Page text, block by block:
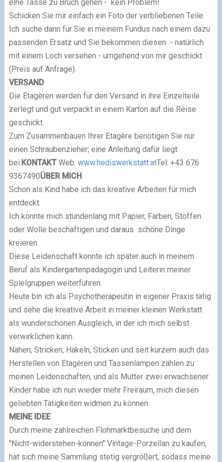
eine Tasse zu Bruch gehen - kein Problem!
Schicken Sie mir einfach ein Foto der verbliebenen Teile.
Ich suche dann für Sie in meinem Fundus nach einem dazu
passenden Ersatz und Sie bekommen diesen - natürlich
mit einem Loch versehen - umgehend von mir geschickt
(Preis auf Anfrage).
VERSAND
Die Etagèren werden für den Versand in ihre Einzelteile
zerlegt und gut verpackt in einem Karton auf die Reise
geschickt.
Zum Zusammenbauen Ihrer Etagère benötigen Sie nur
einen Schraubenzieher; eine Anleitung dafür liegt
bei. KONTAKT Web: www.hediswerkstatt.atTel: +43 676
9367490ÜBER MICH
Schon als Kind habe ich das kreative Arbeiten für mich
entdeckt.
Ich konnte mich stundenlang mit Papier, Farben, Stoffen
oder Wolle beschäftigen und daraus schöne Dinge
kreieren.
Diese Leidenschaft konnte ich später auch in meinem
Beruf als Kindergartenpädagogin und Leiterin meiner
Spielgruppen weiterführen.
Heute bin ich als Psychotherapeutin in eigener Praxis tätig
und sehe die kreative Arbeit in meiner kleinen Werkstatt
als wunderschönen Ausgleich, in der ich mich selbst
verwirklichen kann.
Nähen, Stricken, Häkeln, Sticken und seit kurzem auch das
Herstellen von Etagèren und Tassenlampen zählen zu
meinen Leidenschaften, und als Mutter zwei erwachsener
Kinder habe ich nun wieder mehr Freiraum, mich diesen
geliebten Tätigkeiten widmen zu können.
MEINE IDEE
Durch meine zahlreichen Flohmarktbesuche und dem
"Nicht-widerstehen-können" Vintage-Porzellan zu kaufen,
hat sich meine Sammlung stetig vergrößert, sodass meine